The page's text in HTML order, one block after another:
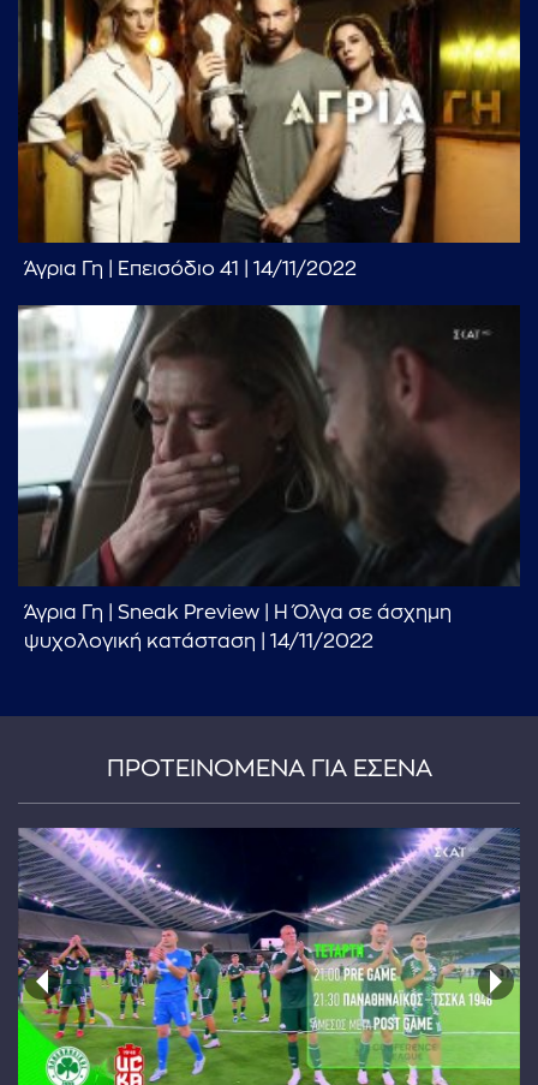
...πληκτρολογήστε κείμενο προς αναζήτηση
Άγρια Γη | Επεισόδιο 41 | 14/11/2022
Άγρια Γη | Sneak Preview | Η Όλγα σε άσχημη
ψυχολογική κατάσταση | 14/11/2022
ΠΡΟΤΕΙΝΟΜΕΝΑ ΓΙΑ ΕΣΕΝΑ